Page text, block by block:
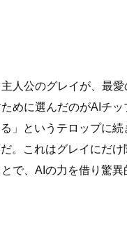
人公のグレイが、最
めに選んだのがAIチ
」というテロップに
。これはグレイにだ
で、AIの力を借り驚異